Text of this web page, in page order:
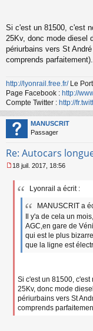
u
Si c'est un 81500, c'est
25Kv, donc mode diesel
périurbains vers St
comprends parfaitement).
http://lyonrail.free.fr/Le
Page Facebook : http://
Compte Twitter : http://
MANUSCRIT
Passager
Re: Autocars
e
18 juil. 2017, 18:56
Lyonrail a écrit :
MANUSCRIT a
Il y'a de cela un
AGC,en gare de
qui est le plus
que la ligne est
Si c'est un 81500,
25Kv, donc mode
périurbains vers St
comprends